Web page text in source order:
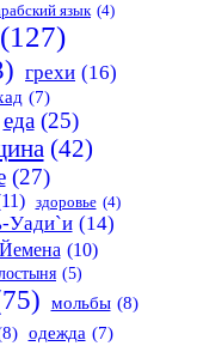
язык (4)
(127)
грехи (16)
(7)
еда (25)
(42)
(27)
здоровье (4)
Уади`и (14)
(10)
(5)
мольбы (8)
одежда (7)